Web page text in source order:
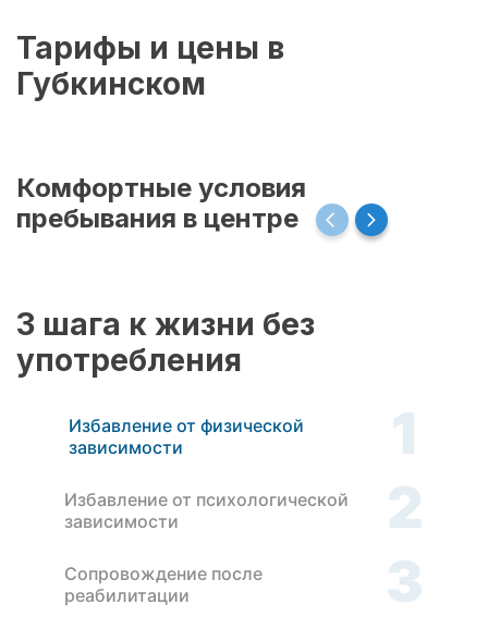
Тарифы и цены в
Губкинском
Комфортные условия
пребывания в центре
3 шага к жизни без
употребления
Избавление от физической
зависимости
1
Избавление от психологической
зависимости
2
Сопровождение после
реабилитации
3